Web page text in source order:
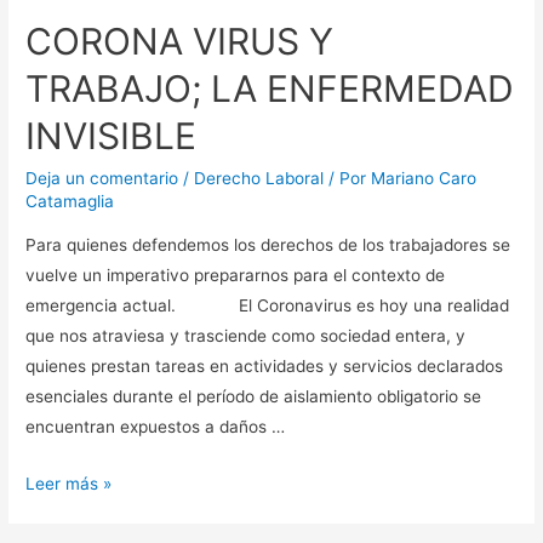
CORONA VIRUS Y
TRABAJO; LA ENFERMEDAD
INVISIBLE
Deja un comentario / Derecho Laboral / Por Mariano Caro
Catamaglia
Para quienes defendemos los derechos de los trabajadores se
vuelve un imperativo prepararnos para el contexto de
emergencia actual. El Coronavirus es hoy una realidad
que nos atraviesa y trasciende como sociedad entera, y
quienes prestan tareas en actividades y servicios declarados
esenciales durante el período de aislamiento obligatorio se
encuentran expuestos a daños …
CORONA
Leer más »